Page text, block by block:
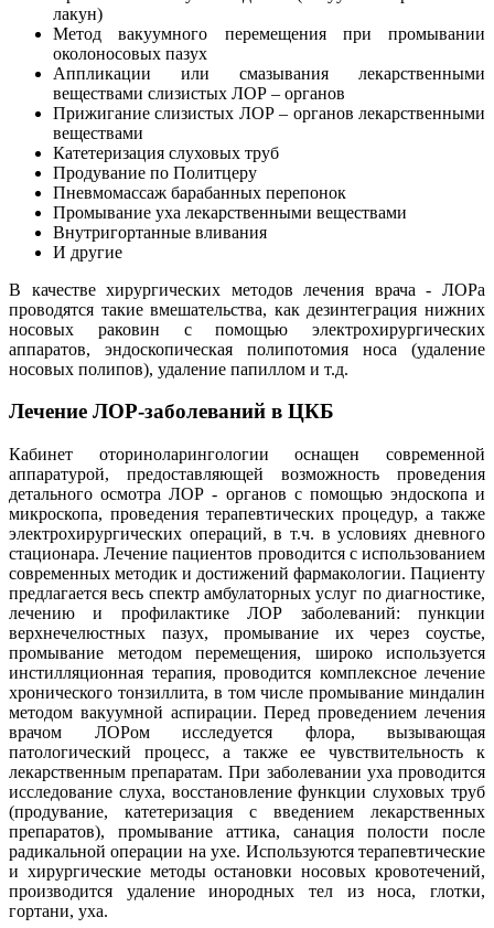
лакун)
Метод вакуумного перемещения при промывании
околоносовых пазух
Аппликации или смазывания лекарственными
веществами слизистых ЛОР – органов
Прижигание слизистых ЛОР – органов лекарственными
веществами
Катетеризация слуховых труб
Продувание по Политцеру
Пневмомассаж барабанных перепонок
Промывание уха лекарственными веществами
Внутригортанные вливания
И другие
В качестве хирургических методов лечения врача - ЛОРа
проводятся такие вмешательства, как дезинтеграция нижних
носовых раковин с помощью электрохирургических
аппаратов, эндоскопическая полипотомия носа (удаление
носовых полипов), удаление папиллом и т.д.
Лечение ЛОР-заболеваний в ЦКБ
Кабинет оториноларингологии оснащен современной
аппаратурой, предоставляющей возможность проведения
детального осмотра ЛОР - органов с помощью эндоскопа и
микроскопа, проведения терапевтических процедур, а также
электрохирургических операций, в т.ч. в условиях дневного
стационара. Лечение пациентов проводится с использованием
современных методик и достижений фармакологии. Пациенту
предлагается весь спектр амбулаторных услуг по диагностике,
лечению и профилактике ЛОР заболеваний: пункции
верхнечелюстных пазух, промывание их через соустье,
промывание методом перемещения, широко используется
инстилляционная терапия, проводится комплексное лечение
хронического тонзиллита, в том числе промывание миндалин
методом вакуумной аспирации. Перед проведением лечения
врачом ЛОРом исследуется флора, вызывающая
патологический процесс, а также ее чувствительность к
лекарственным препаратам. При заболевании уха проводится
исследование слуха, восстановление функции слуховых труб
(продувание, катетеризация с введением лекарственных
препаратов), промывание аттика, санация полости после
радикальной операции на ухе. Используются терапевтические
и хирургические методы остановки носовых кровотечений,
производится удаление инородных тел из носа, глотки,
гортани, уха.